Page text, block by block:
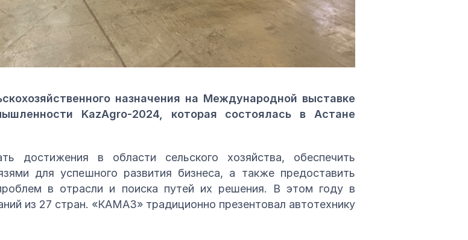
назначения на Международной выставке
KazAgro-2024, которая состоялась в Астане
достижения в области сельского хозяйства, обеспечить
для успешного развития бизнеса, а также предоставить
в отрасли и поиска путей их решения. В этом году в
из 27 стран. «КАМАЗ» традиционно презентовал автотехнику